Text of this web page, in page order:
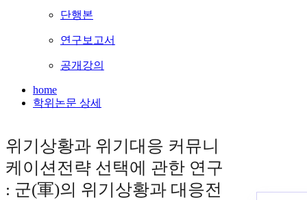
단행본
연구보고서
공개강의
home
학위논문 상세
위기상황과 위기대응 커뮤니
케이션전략 선택에 관한 연구
: 군(軍)의 위기상황과 대응전